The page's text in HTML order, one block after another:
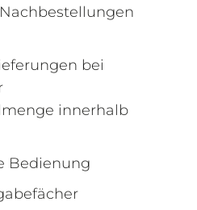
bei
innerhalb
Bedienung